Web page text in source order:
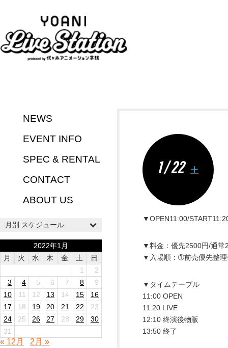
NEWS
EVENT INFO
SPEC & RENTAL
CONTACT
ABOUT US
月別 スケジュール
2022年1月
月
火 水 木 金 土
日
1
2
3
4 5 6 7 8
9
10
11 12 13 14 15
16
17
18 19 20 21 22
23
24
25 26 27 28 29
30
31
« 12月 2月 »
1 / 22 土
▼OPEN11:00/
▼料金：優先2500円/通常
▼入場順：➀前売優先整
▼タイムテーブル
11:00 OPEN
11:20 LIVE
12:10 終演後物販
13:50 終了